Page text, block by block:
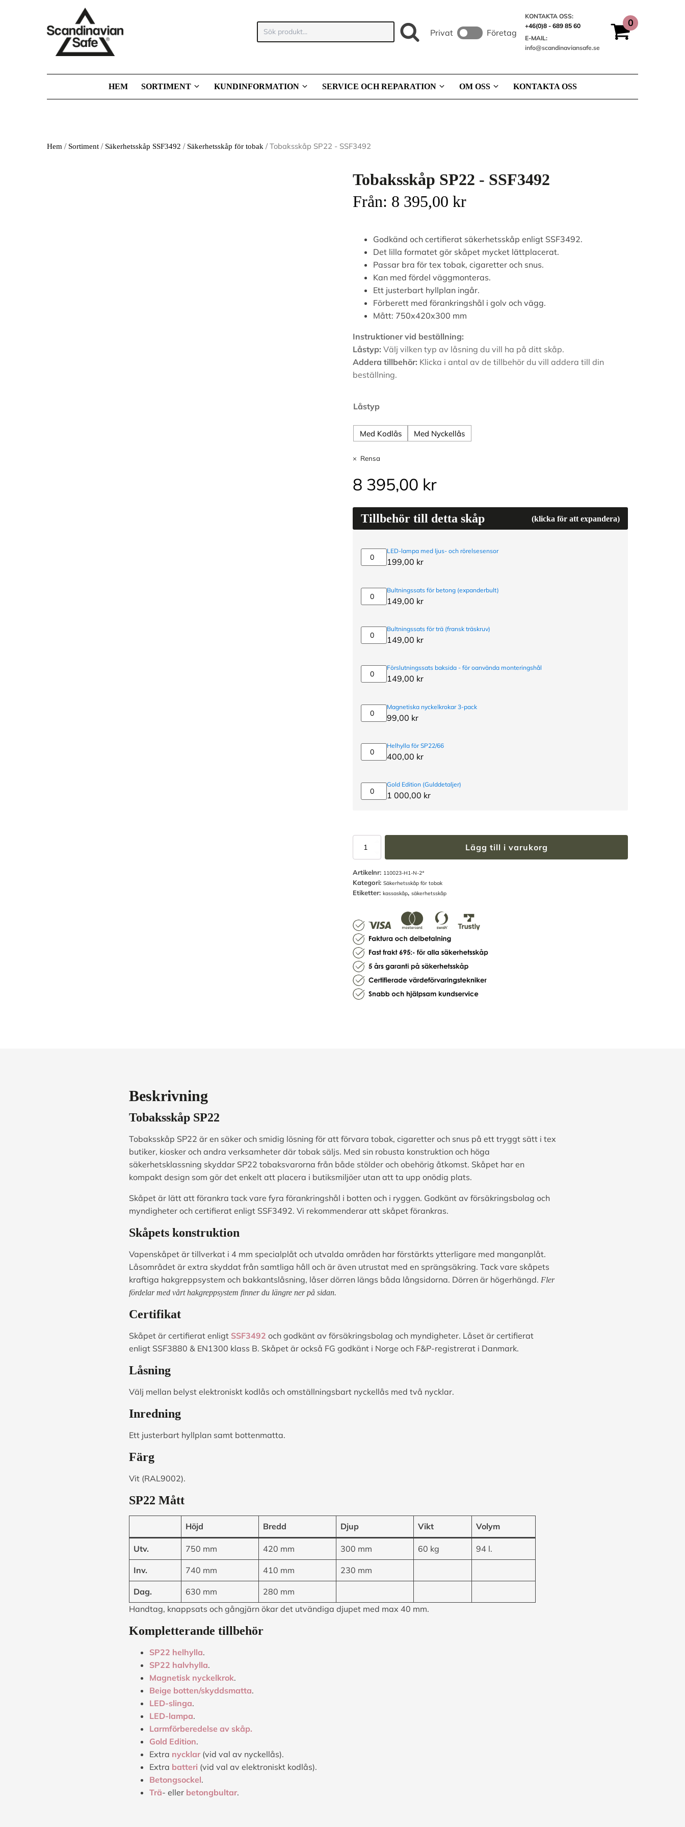
produkt:
Privat Företag
KONTAKTA OSS:
+46(0)8 - 689 85 60
E-MAIL:
info@scandinaviansafe.se
HEM SORTIMENT KUNDINFORMATION SERVICE OCH REPARATION OM OSS KONTAKTA OSS
Hem / Sortiment / Säkerhetsskåp SSF3492 / Säkerhetsskåp för tobak / Tobaksskåp SP22 - SSF3492
Tobaksskåp SP22 - SSF3492
Från: 8 395,00 kr
Godkänd och certifierat säkerhetsskåp enligt SSF3492.
Det lilla formatet gör skåpet mycket lättplacerat.
Passar bra för tex tobak, cigaretter och snus.
Kan med fördel väggmonteras.
Ett justerbart hyllplan ingår.
Förberett med förankringshål i golv och vägg.
Mått: 750x420x300 mm
Instruktioner vid beställning:
Låstyp: Välj vilken typ av låsning du vill ha på ditt skåp.
Addera tillbehör: Klicka i antal av de tillbehör du vill addera till din
beställning.
Låstyp
Med Kodlås Med Nyckellås
Rensa
8 395,00 kr
Tillbehör till detta skåp (klicka för att expandera)
LED-
lampa
ljus-
och
rörelsesensor
LED-lampa med ljus- och rörelsesensor
199,00 kr
Bultningssats
för
(expanderbult)
Bultningssats för betong (expanderbult)
149,00 kr
Bultningssats
för
(fransk
träskruv)
Bultningssats för trä (fransk träskruv)
149,00 kr
Förslutningssats
baksida
för
oanvända
monteringshål
Förslutningssats baksida - för oanvända monteringshål
149,00 kr
Magnetiska
nyckelkrokar
pack
Magnetiska nyckelkrokar 3-pack
99,00 kr
Helhylla
för
Helhylla för SP22/66
400,00 kr
Gold
Edition
Gold Edition (Gulddetaljer)
1 000,00 kr
Tobaksskåp
SSF3492
mängd
Lägg till i varukorg
Alternative:
Artikelnr: 110023-H1-N-2*
Kategori: Säkerhetsskåp för tobak
Etiketter: kassaskåp, säkerhetsskåp
Beskrivning
Tobaksskåp SP22
Tobaksskåp SP22 är en säker och smidig lösning för att förvara tobak, cigaretter och snus på ett tryggt sätt i tex
butiker, kiosker och andra verksamheter där tobak säljs. Med sin robusta konstruktion och höga
säkerhetsklassning skyddar SP22 tobaksvarorna från både stölder och obehörig åtkomst. Skåpet har en
kompakt design som gör det enkelt att placera i butiksmiljöer utan att ta upp onödig plats.
Skåpet är lätt att förankra tack vare fyra förankringshål i botten och i ryggen. Godkänt av försäkringsbolag och
myndigheter och certifierat enligt SSF3492. Vi rekommenderar att skåpet förankras.
Skåpets konstruktion
Vapenskåpet är tillverkat i 4 mm specialplåt och utvalda områden har förstärkts ytterligare med manganplåt.
Låsområdet är extra skyddat från samtliga håll och är även utrustat med en sprängsäkring. Tack vare skåpets
kraftiga hakgreppsystem och bakkantslåsning, låser dörren längs båda långsidorna. Dörren är högerhängd. Fler
fördelar med vårt hakgreppsystem finner du längre ner på sidan.
Certifikat
Skåpet är certifierat enligt SSF3492 och godkänt av försäkringsbolag och myndigheter. Låset är certifierat
enligt SSF3880 & EN1300 klass B. Skåpet är också FG godkänt i Norge och F&P-registrerat i Danmark.
Låsning
Välj mellan belyst elektroniskt kodlås och omställningsbart nyckellås med två nycklar.
Inredning
Ett justerbart hyllplan samt bottenmatta.
Färg
Vit (RAL9002).
SP22 Mått
Höjd Bredd Djup Vikt Volym
Utv. 750 mm 420 mm 300 mm 60 kg 94 l.
Inv. 740 mm 410 mm 230 mm
Dag. 630 mm
280 mm
Handtag, knappsats och gångjärn ökar det utvändiga djupet med max 40 mm.
Kompletterande tillbehör
SP22 helhylla.
SP22 halvhylla.
Magnetisk nyckelkrok.
Beige botten/skyddsmatta.
LED-slinga.
LED-lampa.
Larmförberedelse av skåp.
Gold Edition.
Extra nycklar(vid val av nyckellås).
Extra batteri (vid val av elektroniskt kodlås).
Betongsockel.
Trä- eller betongbultar.